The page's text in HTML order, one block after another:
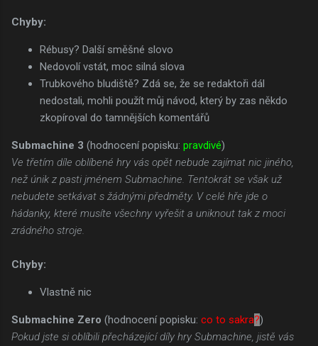
Chyby:
Rébusy? Další směšné slovo
Nedovolí vstát, moc silná slova
Trubkového bludiště? Zdá se, že se redaktoři dál
nedostali, mohli použít můj návod, který by zas někdo
zkopíroval do tamnějších komentářů
Submachine 3 (hodnocení popisku: pravdivé)
Ve třetím díle oblíbené hry vás opět nebude zajímat nic jiného,
než únik z pasti jménem Submachine. Tentokrát se však už
nebudete setkávat s žádnými předměty. V celé hře jde o
hádanky, které musíte všechny vyřešit a uniknout tak z moci
zrádného stroje.
Chyby:
Vlastně nic
Submachine Zero (hodnocení popisku: co to sakra?)
Pokud jste si oblíbili přecházející díly hry Submachine, jistě vás